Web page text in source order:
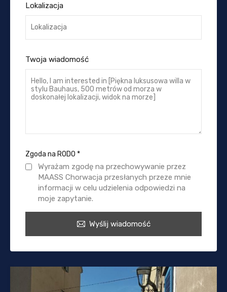
Lokalizacja
Twoja wiadomość
Zgoda na RODO *
Wyrażam zgodę na przechowywanie przez
MAASS Chorwacja przesłanych przeze mnie
informacji w celu udzielenia odpowiedzi na
moje zapytanie.
Wyślij wiadomość